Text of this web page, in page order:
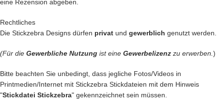
•Bezaubernde Kinderkleidung,die kleine Herzen höher schlagen
lässt
eine Rezension abgeben.
Rechtliches
Die Stickzebra Designs dürfen privat und gewerblich genutzt werden.
(Für die Gewerbliche Nutzung ist eine Gewerbelizenz zu erwerben. )
Bitte beachten Sie unbedingt, dass jegliche Fotos/Videos in
Printmedien/Internet mit Stickzebra Stickdateien mit dem Hinweis
"Stickdatei Stickzebra" gekennzeichnet sein müssen.